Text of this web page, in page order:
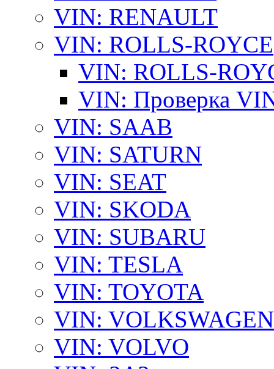
VIN: RENAULT
VIN: ROLLS-ROYCE
VIN: ROLLS-
VIN: Проверка
VIN: SAAB
VIN: SATURN
VIN: SEAT
VIN: SKODA
VIN: SUBARU
VIN: TESLA
VIN: TOYOTA
VIN: VOLKSWAGEN
VIN: VOLVO